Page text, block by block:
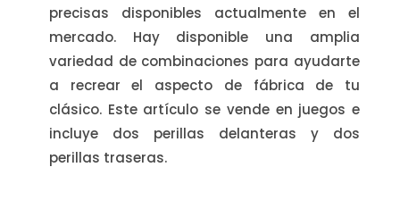
precisas disponibles actualmente en el
mercado. Hay disponible una amplia
variedad de combinaciones para ayudarte
a recrear el aspecto de fábrica de tu
clásico. Este artículo se vende en juegos e
incluye dos perillas delanteras y dos
perillas traseras.